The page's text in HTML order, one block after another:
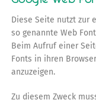
Google Web
Diese Seite nutzt zur
so genannte Web
Beim Aufruf einer
Fonts in ihren
anzuzeigen.
Zu diesem Zweck